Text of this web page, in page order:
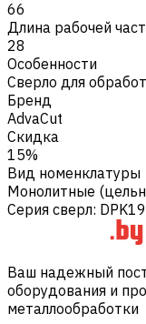
66
Длина рабочей
28
Особенности
Сверло для
Бренд
AdvaCut
Скидка
15%
Вид номенклатуры
Монолитные
Серия сверл:
Ваш надежный
оборудования и
металлообработки